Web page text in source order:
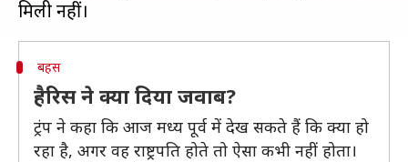
बहस
हैरिस ने क्या दिया जवाब?
ट्रंप ने कहा कि आज मध्य पूर्व में देख सकते हैं कि क्या हो
रहा है, अगर वह राष्ट्रपति होते तो ऐसा कभी नहीं होता।